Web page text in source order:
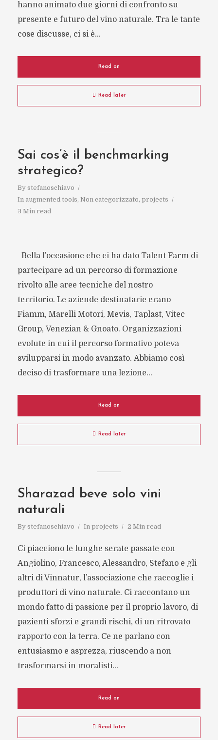
hanno animato due giorni di confronto su
presente e futuro del vino naturale. Tra le tante
cose discusse, ci si è...
Read on
Read later
Sai cos’è il benchmarking
strategico?
By stefanoschiavo
In augmented tools, Non categorizzato, projects
3 Min read
Bella l’occasione che ci ha dato Talent Farm di
partecipare ad un percorso di formazione
rivolto alle aree tecniche del nostro
territorio. Le aziende destinatarie erano
Fiamm, Marelli Motori, Mevis, Taplast, Vitec
Group, Venezian & Gnoato. Organizzazioni
evolute in cui il percorso formativo poteva
svilupparsi in modo avanzato. Abbiamo così
deciso di trasformare una lezione...
Read on
Read later
Sharazad beve solo vini
naturali
By stefanoschiavo In projects 2 Min read
Ci piacciono le lunghe serate passate con
Angiolino, Francesco, Alessandro, Stefano e gli
altri di Vinnatur, l’associazione che raccoglie i
produttori di vino naturale. Ci raccontano un
mondo fatto di passione per il proprio lavoro, di
pazienti sforzi e grandi rischi, di un ritrovato
rapporto con la terra. Ce ne parlano con
entusiasmo e asprezza, riuscendo a non
trasformarsi in moralisti...
Read on
Read later